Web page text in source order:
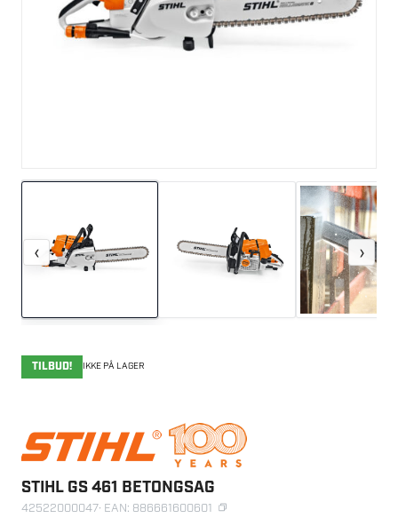
‹ ›
TILBUD! IKKE PÅ LAGER
STIHL GS 461 BETONGSAG
42522000047· EAN: 886661600601